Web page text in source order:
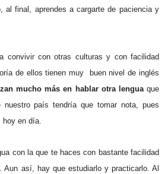
al final, aprendes a cargarte de paciencia y
convivir con otras culturas y con facilidad
de ellos tienen muy buen nivel de inglés
mucho más en hablar otra lenguaque
país tendría que tomar nota, pues
hoy en día.
con la que te haces con bastante facilidad
Aun así, hay que estudiarlo y practicarlo. Al